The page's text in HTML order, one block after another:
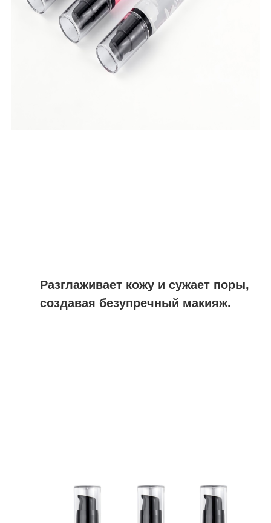
Разглаживает кожу и сужает поры,
создавая безупречный макияж.